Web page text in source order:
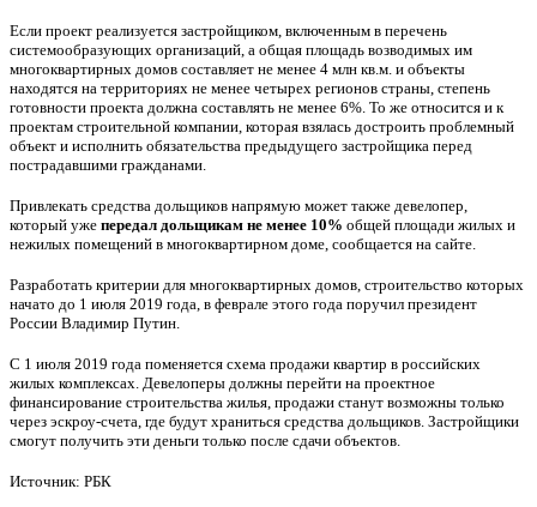
Если проект реализуется застройщиком, включенным в перечень
системообразующих организаций, а общая площадь возводимых им
многоквартирных домов составляет не менее 4 млн кв.м. и объекты
находятся на территориях не менее четырех регионов страны, степень
готовности проекта должна составлять не менее 6%. То же относится и к
проектам строительной компании, которая взялась достроить проблемный
объект и исполнить обязательства предыдущего застройщика перед
пострадавшими гражданами.
Привлекать средства дольщиков напрямую может также девелопер,
который уже передал дольщикам не менее 10% общей площади жилых и
нежилых помещений в многоквартирном доме, сообщается на сайте.
Разработать критерии для многоквартирных домов, строительство которых
начато до 1 июля 2019 года, в феврале этого года поручил президент
России Владимир Путин.
С 1 июля 2019 года поменяется схема продажи квартир в российских
жилых комплексах. Девелоперы должны перейти на проектное
финансирование строительства жилья, продажи станут возможны только
через эскроу-счета, где будут храниться средства дольщиков. Застройщики
смогут получить эти деньги только после сдачи объектов.
Источник: РБК